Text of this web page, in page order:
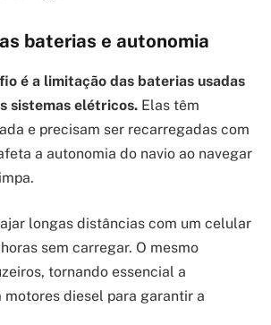
baterias e autonomia
é a limitação das baterias usadas
sistemas elétricos. Elas têm
e precisam ser recarregadas com
a autonomia do navio ao navegar
longas distâncias com um celular
sem carregar. O mesmo
tornando essencial a
diesel para garantir a